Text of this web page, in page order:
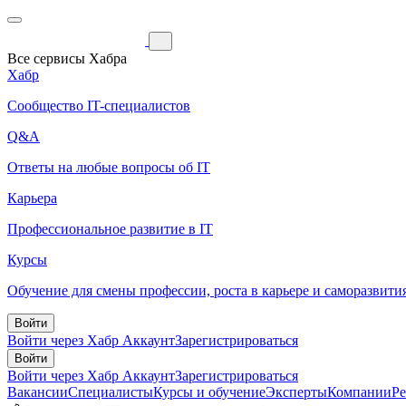
Все сервисы Хабра
Хабр
Сообщество IT-специалистов
Q&A
Ответы на любые вопросы об IT
Карьера
Профессиональное развитие в IT
Курсы
Обучение для смены профессии, роста в карьере и
Войти
Войти через Хабр АккаунтЗарегистрироваться
Войти
Войти через Хабр АккаунтЗарегистрироваться
ВакансииСпециалистыКурсы и обучениеЭкспертыКомпании